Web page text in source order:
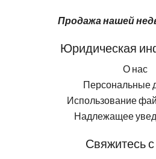
Продажа нашей
Юридическая
О нас
Персональные
Использование
Надлежащее
Свяжитесь